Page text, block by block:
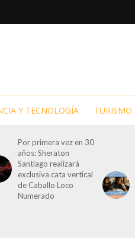
Y TECNOLOGÍA TURISMO
Por primera vez en 30
años: Sheraton
Santiago realizará
exclusiva cata vertical
de Caballo Loco
Numerado